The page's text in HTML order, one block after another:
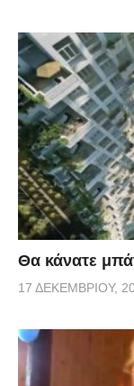
Θα κάνατε
17 ΔΕΚΕΜΒΡΊΟΥ,